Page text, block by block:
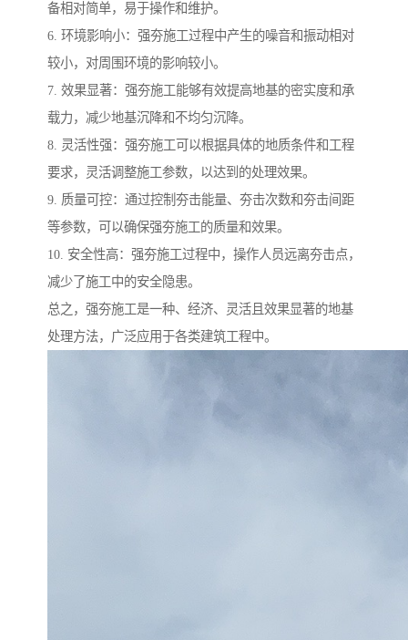
备相对简单，易于操作和维护。
6. 环境影响小：强夯施工过程中产生的噪音和振动相对
较小，对周围环境的影响较小。
7. 效果显著：强夯施工能够有效提高地基的密实度和承
载力，减少地基沉降和不均匀沉降。
8. 灵活性强：强夯施工可以根据具体的地质条件和工程
要求，灵活调整施工参数，以达到的处理效果。
9. 质量可控：通过控制夯击能量、夯击次数和夯击间距
等参数，可以确保强夯施工的质量和效果。
10. 安全性高：强夯施工过程中，操作人员远离夯击点，
减少了施工中的安全隐患。
总之，强夯施工是一种、经济、灵活且效果显著的地基
处理方法，广泛应用于各类建筑工程中。